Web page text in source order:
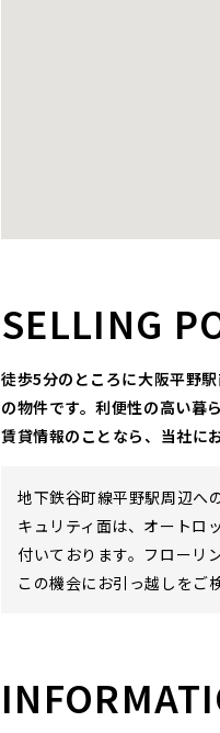
SELLING
徒歩5分のところに大阪平野
の物件です。利便性の高い暮
賃貸情報のことなら、当社に
地下鉄谷町線平野駅周辺へ
キュリティ面は、オートロ
付いております。フローリ
この機会にお引っ越しをご